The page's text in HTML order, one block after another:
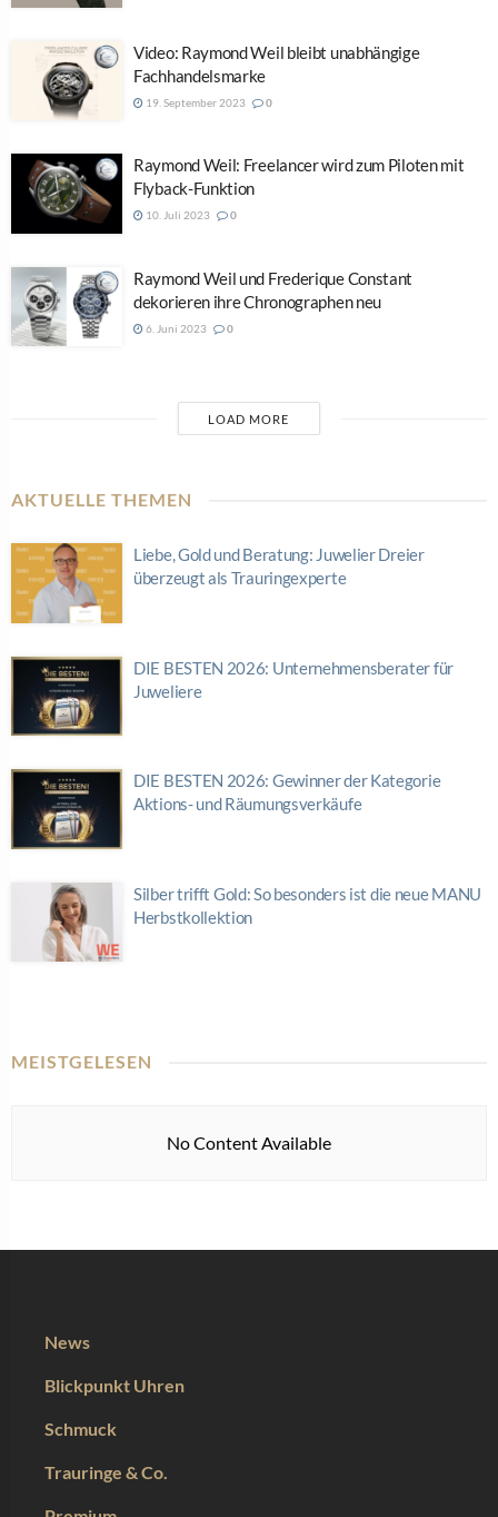
Video: Raymond Weil bleibt unabhängige
Fachhandelsmarke
19. September 2023 0
Raymond Weil: Freelancer wird zum Piloten mit
Flyback-Funktion
10. Juli 2023 0
Raymond Weil und Frederique Constant
dekorieren ihre Chronographen neu
6. Juni 2023 0
LOAD MORE
AKTUELLE THEMEN
Liebe, Gold und Beratung: Juwelier Dreier
überzeugt als Trauringexperte
DIE BESTEN 2026: Unternehmensberater für
Juweliere
DIE BESTEN 2026: Gewinner der Kategorie
Aktions- und Räumungsverkäufe
Silber trifft Gold: So besonders ist die neue MANU
Herbstkollektion
MEISTGELESEN
No Content Available
News
Blickpunkt Uhren
Schmuck
Trauringe & Co.